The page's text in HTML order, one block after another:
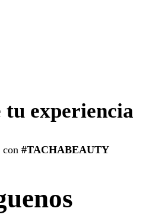
experiencia
con #TACHABEAUTY